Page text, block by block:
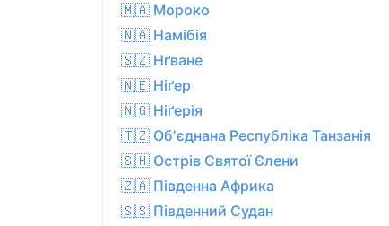
🇲🇦 Мороко
🇳🇦 Намібія
🇸🇿 Нґване
🇳🇪 Ніґер
🇳🇬 Ніґерія
🇹🇿 Обʼєднана Республіка Танзанія
🇸🇭 Острів Святої Єлени
🇿🇦 Південна Африка
🇸🇸 Південний Судан